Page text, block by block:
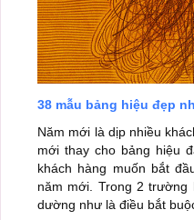
38 mẫu bảng hiệu đẹp
Năm mới là dịp nhiều
mới thay cho bảng hiệu
khách hàng muốn bắt
năm mới. Trong 2 trường
dường như là điều bắt